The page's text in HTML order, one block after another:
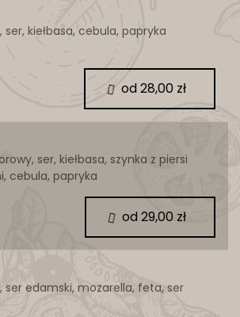
kiełbasa, cebula, papryka
ser, kiełbasa, szynka z piersi
cebula, papryka
ser edamski, mozarella, feta, ser